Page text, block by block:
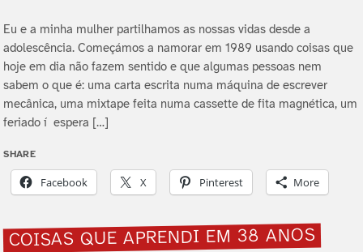
Eu e a minha mulher partilhamos as nossas vidas desde a
adolescência. Começámos a namorar em 1989 usando coisas que
hoje em dia não fazem sentido e que algumas pessoas nem
sabem o que é: uma carta escrita numa máquina de escrever
mecânica, uma mixtape feita numa cassette de fita magnética, um
feriado í espera […]
SHARE
Facebook X Pinterest More
COISAS QUE APRENDI EM 38 ANOS